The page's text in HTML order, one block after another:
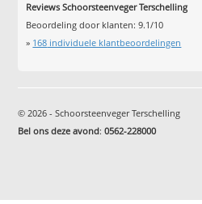
Reviews Schoorsteenveger Terschelling
Beoordeling door klanten:9.1/10
» 168 individuele klantbeoordelingen
© 2026 - Schoorsteenveger Terschelling
Bel ons deze avond:0562-228000